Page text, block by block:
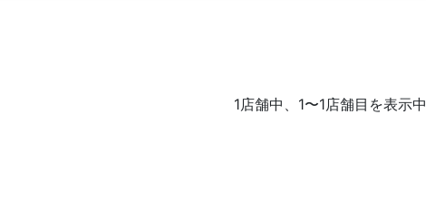
1店舗中、1〜1店舗目を表示中